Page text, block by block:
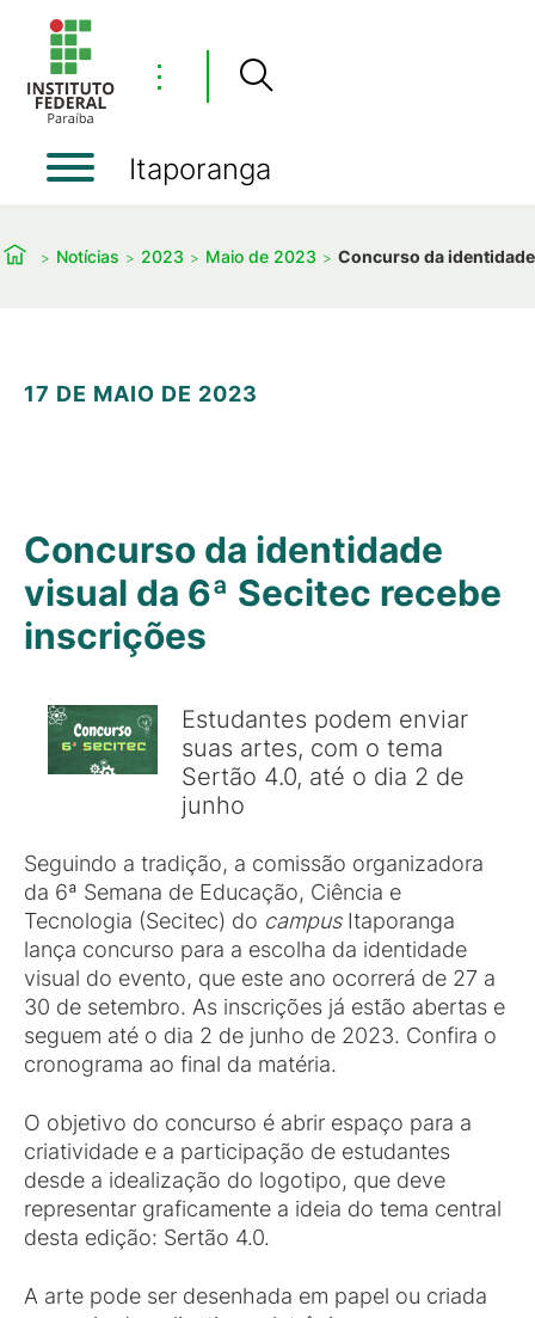
⋮
Itaporanga
Notícias 2023 Maio de 2023 Concurso da
17 DE MAIO DE 2023
Concurso da identidade
visual da 6ª Secitec recebe
inscrições
Estudantes podem enviar
suas artes, com o tema
Sertão 4.0, até o dia 2 de
junho
Seguindo a tradição, a comissão organizadora
da 6ª Semana de Educação, Ciência e
Tecnologia (Secitec) do campusItaporanga
lança concurso para a escolha da identidade
visual do evento, que este ano ocorrerá de 27 a
30 de setembro. As inscrições já estão abertas e
seguem até o dia 2 de junho de 2023. Confira o
cronograma ao final da matéria.
O objetivo do concurso é abrir espaço para a
criatividade e a participação de estudantes
desde a idealização do logotipo, que deve
representar graficamente a ideia do tema central
desta edição: Sertão 4.0.
A arte pode ser desenhada em papel ou criada